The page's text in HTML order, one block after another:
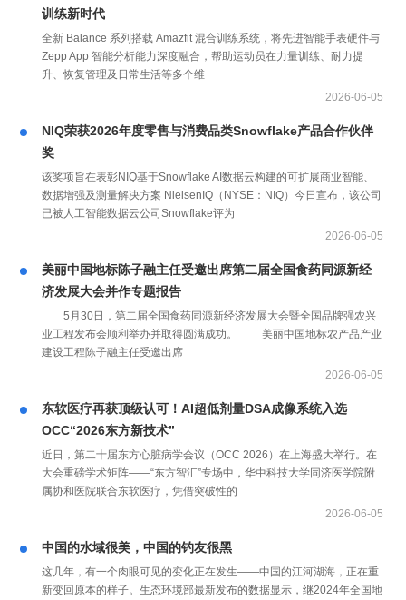
训练新时代
全新 Balance 系列搭载 Amazfit 混合训练系统，将先进智能手表硬件与
Zepp App 智能分析能力深度融合，帮助运动员在力量训练、耐力提
升、恢复管理及日常生活等多个维
2026-06-05
NIQ荣获2026年度零售与消费品类Snowflake产品合作伙伴
奖
该奖项旨在表彰NIQ基于Snowflake AI数据云构建的可扩展商业智能、
数据增强及测量解决方案 NielsenIQ（NYSE：NIQ）今日宣布，该公司
已被人工智能数据云公司Snowflake评为
2026-06-05
美丽中国地标陈子融主任受邀出席第二届全国食药同源新经
济发展大会并作专题报告
5月30日，第二届全国食药同源新经济发展大会暨全国品牌强农兴
业工程发布会顺利举办并取得圆满成功。 美丽中国地标农产品产业
建设工程陈子融主任受邀出席
2026-06-05
东软医疗再获顶级认可！AI超低剂量DSA成像系统入选
OCC“2026东方新技术”
近日，第二十届东方心脏病学会议（OCC 2026）在上海盛大举行。在
大会重磅学术矩阵——“东方智汇”专场中，华中科技大学同济医学院附
属协和医院联合东软医疗，凭借突破性的
2026-06-05
中国的水域很美，中国的钓友很黑
这几年，有一个肉眼可见的变化正在发生——中国的江河湖海，正在重
新变回原本的样子。生态环境部最新发布的数据显示，继2024年全国地